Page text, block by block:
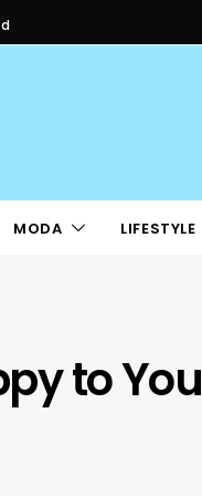
MODA LIFESTYLE
to You